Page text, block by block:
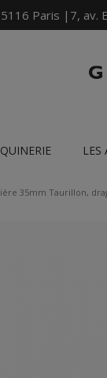
Paris |7, av.
LES
35mm Taurillon,